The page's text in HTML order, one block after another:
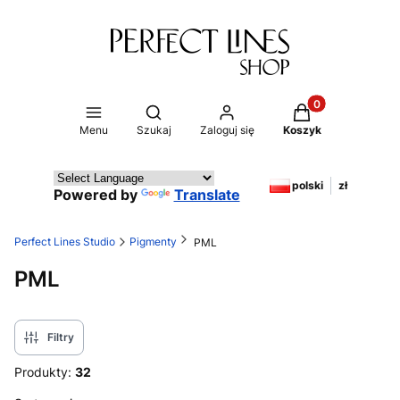
Menu
Otwórz wyszukiwarkę
Szukaj Zaloguj się
Produkty w
Koszyk
Powered by Translate
polski zł
Perfect Lines Studio Pigmenty PML
PML
Filtry
Produkty: 32